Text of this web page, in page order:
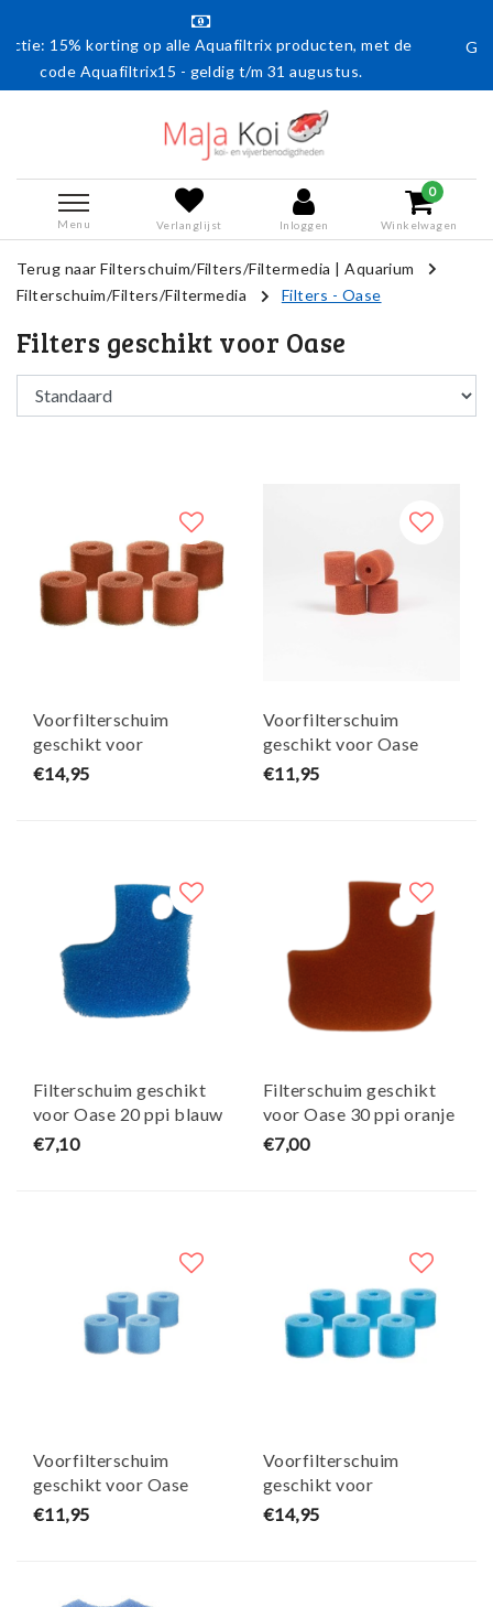
Aquafiltrix producten, met de
geldig t/m 31 augustus.
Gratis verzending vanaf €
Menu Verlanglijst Inloggen
0
Winkelwagen
Terug naar Filterschuim/Filters/Filtermedia |Aquarium
Filterschuim/Filters/Filtermedia
Filters - Oase
Filters geschikt voor Oase
Voorfilterschuim
geschikt voor
Biomaster thermo set
€14,95
Voorfilterschuim
geschikt voor Oase
Biomaster thermo set
€11,95
Filterschuim geschikt
voor Oase 20 ppi blauw
biomaster (thermo) -
€7,10
Filterschuim geschikt
voor Oase 30 ppi oranje
biomaster (thermo) -
€7,00
Voorfilterschuim
geschikt voor Oase
Biomaster thermo set
€11,95
Voorfilterschuim
geschikt voor
Biomaster thermo set
€14,95